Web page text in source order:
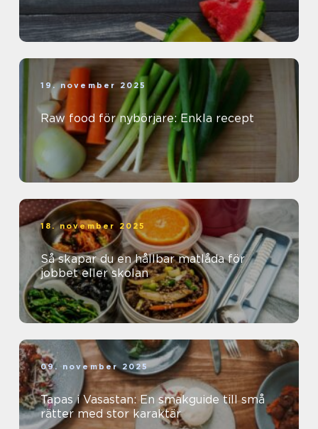
19. november 2025
Raw food för nybörjare: Enkla recept
18. november 2025
Så skapar du en hållbar matlåda för
jobbet eller skolan
09. november 2025
Tapas i Vasastan: En smakguide till små
rätter med stor karaktär